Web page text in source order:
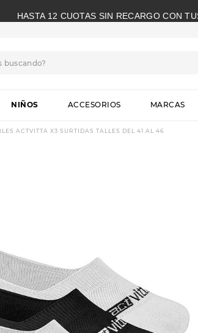
HASTA 12 CUOTAS SIN RECARGO CON
NIÑOS ACCESORIOS MARCAS
ACTVITTA X3 SURTIDAS TALLES DEL 41 AL 46